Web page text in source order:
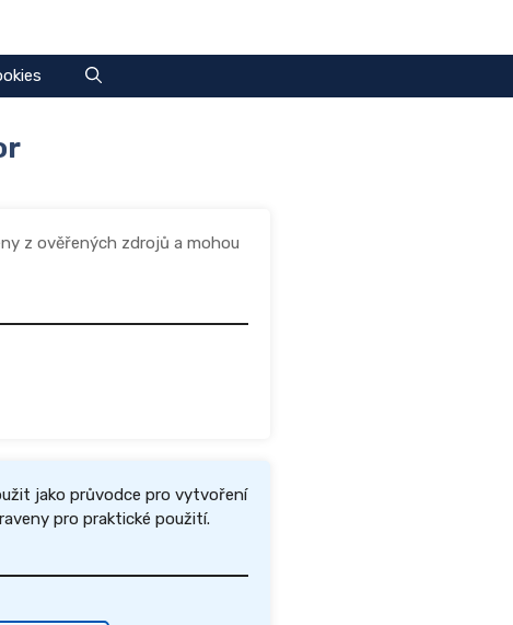
z ověřených zdrojů a mohou
jako průvodce pro vytvoření
pro praktické použití.